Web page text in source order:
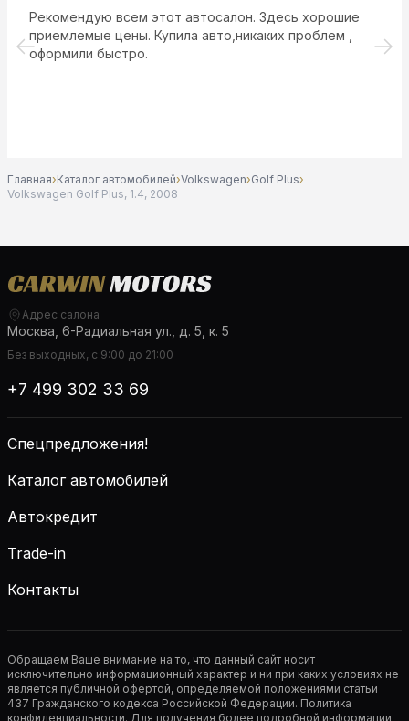
Рекомендую всем этот автосалон. Здесь хорошие
приемлемые цены. Купила авто,никаких проблем ,
оформили быстро.
Главная›Каталог автомобилей›Volkswagen›Golf Plus›
Volkswagen Golf Plus, 1.4, 2008
Адрес салона
Москва, 6-Радиальная ул., д. 5, к. 5
Без выходных, с 9:00 до 21:00
+7 499 302 33 69
Спецпредложения!
Каталог автомобилей
Автокредит
Trade-in
Контакты
Обращаем Ваше внимание на то, что данный сайт носит
исключительно информационный характер и ни при каких условиях не
является публичной офертой, определяемой положениями статьи
437 Гражданского кодекса Российской Федерации. Политика
конфиденциальности. Для получения более подробной информации